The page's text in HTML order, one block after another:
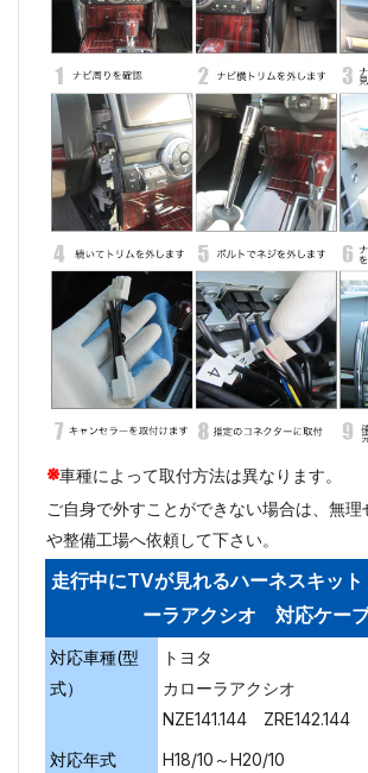
※車種によって取付方法は異なります。
ご自身で外すことができない場合は、無理
や整備工場へ依頼して下さい。
走行中にTVが見れるハーネスキッ
ーラアクシオ 対応ケー
対応車種(型
式）
トヨタ
カローラアクシオ
NZE141.144 ZRE142.144
対応年式
H18/10～H20/10